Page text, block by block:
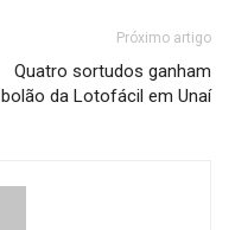
Próximo artigo
Quatro sortudos ganham
bolão da Lotofácil em Unaí